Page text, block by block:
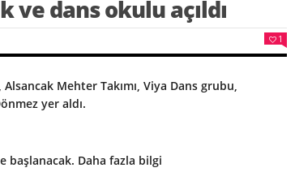
ve dans okulu açıldı
1
Mehter Takımı, Viya Dans grubu,
yer aldı.
başlanacak. Daha fazla bilgi